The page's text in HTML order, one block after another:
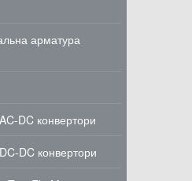
арматура
DC конвертори
DC конвертори